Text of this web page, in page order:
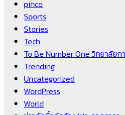
pinco
Sports
Stories
Tech
To Be Number One วิทยาลัย
Trending
Uncategorized
WordPress
World